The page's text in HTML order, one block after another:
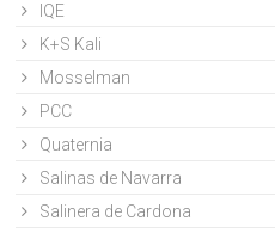
IQE
K+S Kali
Mosselman
PCC
Quaternia
Salinas de Navarra
Salinera de Cardona